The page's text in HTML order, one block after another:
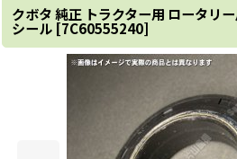
クボタ 純正 トラクター用 ロータリ
シール [7C60555240]